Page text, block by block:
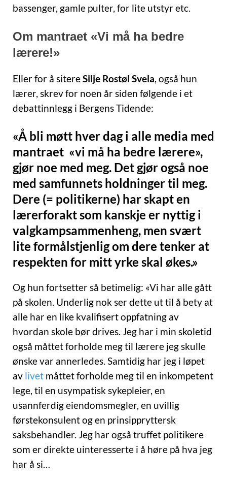
bassenger, gamle pulter, for lite utstyr etc.
Om mantraet «Vi må ha bedre
lærere!»
Eller for å sitereSilje Rostøl Svela, også hun
lærer, skrev for noen år siden følgende i et
debattinnlegg i Bergens Tidende:
«Å bli møtt hver dag i alle media med
mantraet «vi må ha bedre lærere»,
gjør noe med meg. Det gjør også noe
med samfunnets holdninger til meg.
Dere (= politikerne) har skapt en
lærerforakt som kanskje er nyttig i
valgkampsammenheng, men svært
lite formålstjenlig om dere tenker at
respekten for mitt yrke skal økes.»
Og hun fortsetter så betimelig: «Vi har alle gått
på skolen. Underlig nok ser dette ut til å bety at
alle har en like kvalifisert oppfatning av
hvordan skole bør drives. Jeg har i min skoletid
også måttet forholde meg til lærere jeg skulle
ønske var annerledes. Samtidig har jeg i løpet
av livet måttet forholde meg til en inkompetent
lege, til en usympatisk sykepleier, en
usannferdig eiendomsmegler, en uvillig
førstekonsulent og en prinsippryttersk
saksbehandler. Jeg har også truffet politikere
som er direkte uinteresserte i å høre på hva jeg
har å si…